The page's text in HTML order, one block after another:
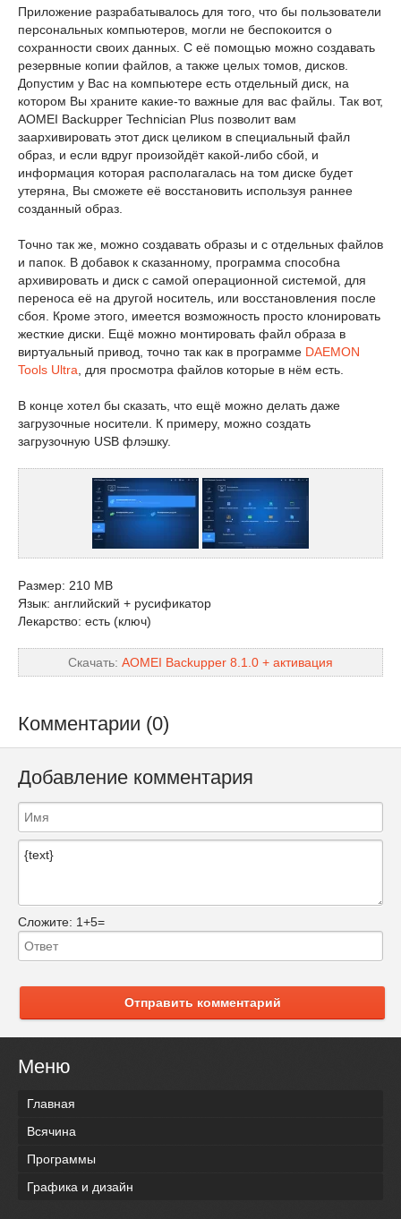
Приложение разрабатывалось для того, что бы пользователи
персональных компьютеров, могли не беспокоится о
сохранности своих данных. С её помощью можно создавать
резервные копии файлов, а также целых томов, дисков.
Допустим у Вас на компьютере есть отдельный диск, на
котором Вы храните какие-то важные для вас файлы. Так вот,
AOMEI Backupper Technician Plus позволит вам
заархивировать этот диск целиком в специальный файл
образ, и если вдруг произойдёт какой-либо сбой, и
информация которая располагалась на том диске будет
утеряна, Вы сможете её восстановить используя раннее
созданный образ.
Точно так же, можно создавать образы и с отдельных файлов
и папок. В добавок к сказанному, программа способна
архивировать и диск с самой операционной системой, для
переноса её на другой носитель, или восстановления после
сбоя. Кроме этого, имеется возможность просто клонировать
жесткие диски. Ещё можно монтировать файл образа в
виртуальный привод, точно так как в программе DAEMON
Tools Ultra, для просмотра файлов которые в нём есть.
В конце хотел бы сказать, что ещё можно делать даже
загрузочные носители. К примеру, можно создать
загрузочную USB флэшку.
Размер: 210 MB
Язык: английский + русификатор
Лекарство: есть (ключ)
Скачать: AOMEI Backupper 8.1.0 + активация
Комментарии (0)
Добавление комментария
Сложите: 1+5=
Отправить комментарий
Меню
Главная
Всячина
Программы
Графика и дизайн